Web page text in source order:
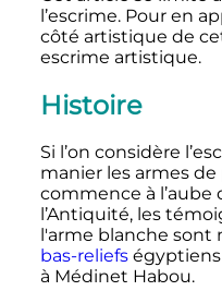
l’escrime. Pour en
côté artistique de
escrime artistique.
Histoire
Si l’on considère
manier les armes
commence à l’aube
l’Antiquité, les
l'arme blanche sont
bas-reliefs
à Médinet Habou.